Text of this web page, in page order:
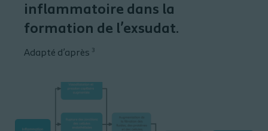
inflammatoire dans la
formation de l’exsudat.
Adapté d’après 3